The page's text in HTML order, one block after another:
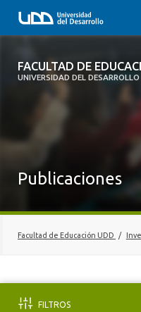
FACULTAD DE
UNIVERSIDAD DEL DESARROLLO
FACULTAD DE
VINCULACIÓN CON EL MEDIO
Publicaciones
Facultad de Educación UDD /
LÍNEAS DE INVESTIGACIÓN
FILTROS